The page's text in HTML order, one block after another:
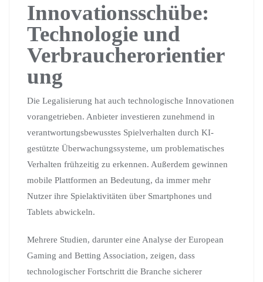
Innovationsschübe:
Technologie und
Verbraucherorientier
ung
Die Legalisierung hat auch technologische Innovationen
vorangetrieben. Anbieter investieren zunehmend in
verantwortungsbewusstes Spielverhalten durch KI-
gestützte Überwachungssysteme, um problematisches
Verhalten frühzeitig zu erkennen. Außerdem gewinnen
mobile Plattformen an Bedeutung, da immer mehr
Nutzer ihre Spielaktivitäten über Smartphones und
Tablets abwickeln.
Mehrere Studien, darunter eine Analyse der European
Gaming and Betting Association, zeigen, dass
technologischer Fortschritt die Branche sicherer